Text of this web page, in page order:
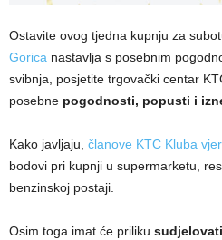
Ostavite ovog tjedna kupnju za
Gorica nastavlja s posebnim
svibnja, posjetite trgovački centar
posebne pogodnosti, popusti i
Kako javljaju, članove KTC Kluba
bodovi pri kupnji u supermarketu,
benzinskoj postaji.
Osim toga imat će priliku